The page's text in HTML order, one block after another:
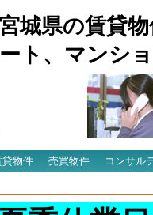
城県の賃貸
ト、マンシ
物件 売買物件
コンサル